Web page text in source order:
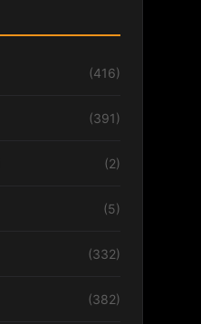
(416)
(391)
(2)
(5)
(332)
(382)